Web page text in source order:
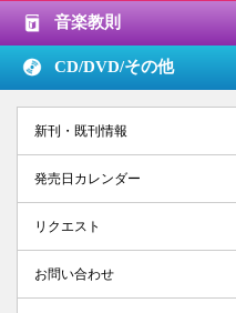
音楽教則
CD/DVD/その他
新刊・既刊情報
発売日カレンダー
リクエスト
お問い合わせ